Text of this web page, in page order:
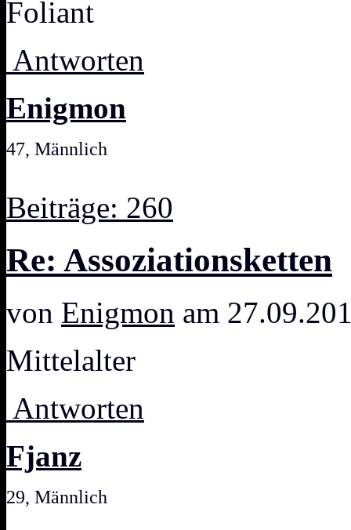
Foliant
Antworten
Enigmon
47, Männlich
Beiträge: 260
Re: Assoziationsketten
von Enigmon am
Mittelalter
Antworten
Fjanz
29, Männlich